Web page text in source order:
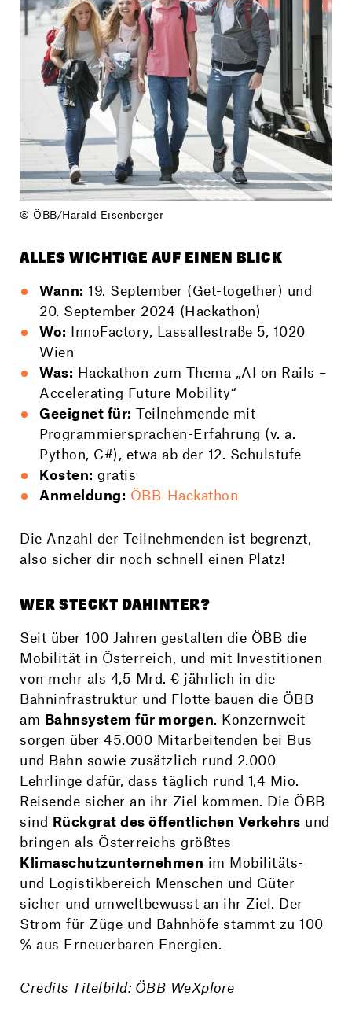
© ÖBB/Harald Eisenberger
ALLES WICHTIGE AUF EINEN BLICK
Wann: 19. September (Get-together) und
20. September 2024 (Hackathon)
Wo: InnoFactory, Lassallestraße 5, 1020
Wien
Was: Hackathon zum Thema „AI on Rails –
Accelerating Future Mobility“
Geeignet für: Teilnehmende mit
Programmiersprachen-Erfahrung (v. a.
Python, C#), etwa ab der 12. Schulstufe
Kosten: gratis
Anmeldung: ÖBB-Hackathon
Die Anzahl der Teilnehmenden ist begrenzt,
also sicher dir noch schnell einen Platz!
WER STECKT DAHINTER?
Seit über 100 Jahren gestalten die ÖBB die
Mobilität in Österreich, und mit Investitionen
von mehr als 4,5 Mrd. € jährlich in die
Bahninfrastruktur und Flotte bauen die ÖBB
am Bahnsystem für morgen. Konzernweit
sorgen über 45.000 Mitarbeitenden bei Bus
und Bahn sowie zusätzlich rund 2.000
Lehrlinge dafür, dass täglich rund 1,4 Mio.
Reisende sicher an ihr Ziel kommen. Die ÖBB
sind Rückgrat des öffentlichen Verkehrs und
bringen als Österreichs größtes
Klimaschutzunternehmen im Mobilitäts-
und Logistikbereich Menschen und Güter
sicher und umweltbewusst an ihr Ziel. Der
Strom für Züge und Bahnhöfe stammt zu 100
% aus Erneuerbaren Energien.
Credits Titelbild: ÖBB WeXplore